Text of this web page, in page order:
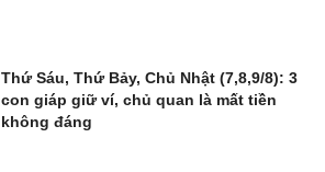
Thứ Sáu, Thứ Bảy, Chủ Nhật (7,8,9/8): 3
con giáp giữ ví, chủ quan là mất tiền
không đáng